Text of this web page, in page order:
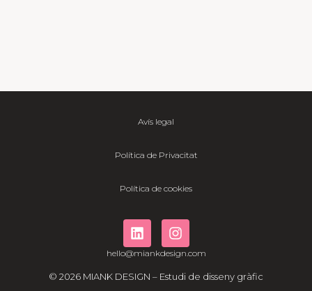
Avís legal
Política de Privacitat
Política de cookies
hello@miankdesign.com
© 2026 MIANK DESIGN – Estudi de disseny gràfic